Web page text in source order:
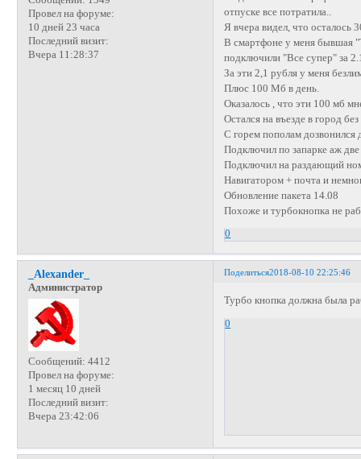
Провел на форуме:
10 дней 23 часа
Последний визит:
Вчера 11:28:37
отпуске все потратила..
Я вчера видел, что осталось
В смартфоне у меня бывшая
подключили "Все супер" за
За эти 2,1 рубля у меня
Плюс 100 Мб в день.
Оказалось , что эти 100 мб
Остался на въезде в город
С горем пополам дозвонился
Подключил по запарке аж
Подключил на раздающий
Навигатором + почта и
Обновление пакета 14.08
Похоже и турбокнопка не
0
Поделиться2018-08-10 22:25:46
_Alexander_
Администратор
Сообщений: 4412
Провел на форуме:
1 месяц 10 дней
Последний визит:
Вчера 23:42:06
Турбо кнопка должна была
0